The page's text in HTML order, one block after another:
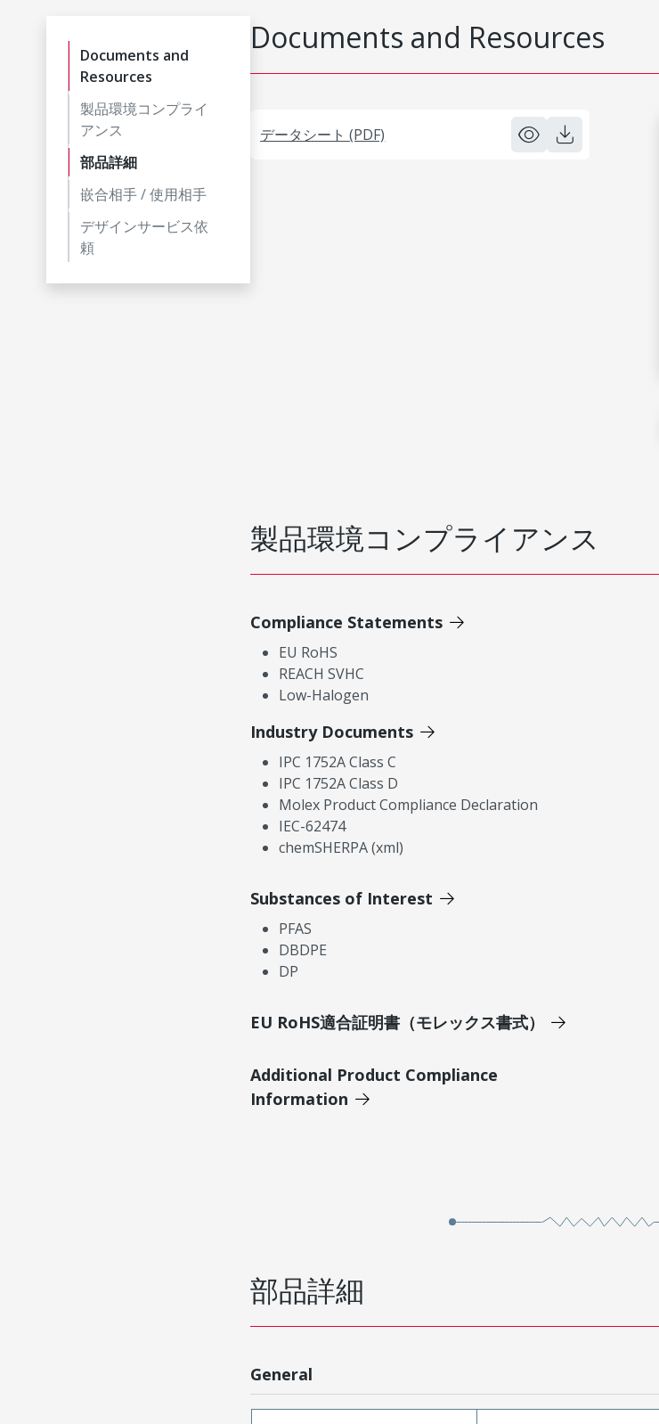
Documents and
Resources
製品環境コンプライ
アンス
部品詳細
嵌合相手 / 使用相手
デザインサービス依
頼
Documents and Resources
データシート (PDF)
製品環境コンプライアンス
Compliance Statements
EU RoHS
REACH SVHC
Low-Halogen
Industry Documents
IPC 1752A Class C
IPC 1752A Class D
Molex Product Compliance Declaration
IEC-62474
chemSHERPA (xml)
Substances of Interest
PFAS
DBDPE
DP
EU RoHS適合証明書（モレックス書式）
Additional Product Compliance
Information
部品詳細
General